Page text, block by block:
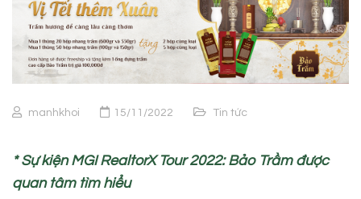
manhkhoi 15/11/2022 Tin tức
* Sự kiện MGI RealtorX Tour 2022: Bảo Trầm được
quan tâm tìm hiểu